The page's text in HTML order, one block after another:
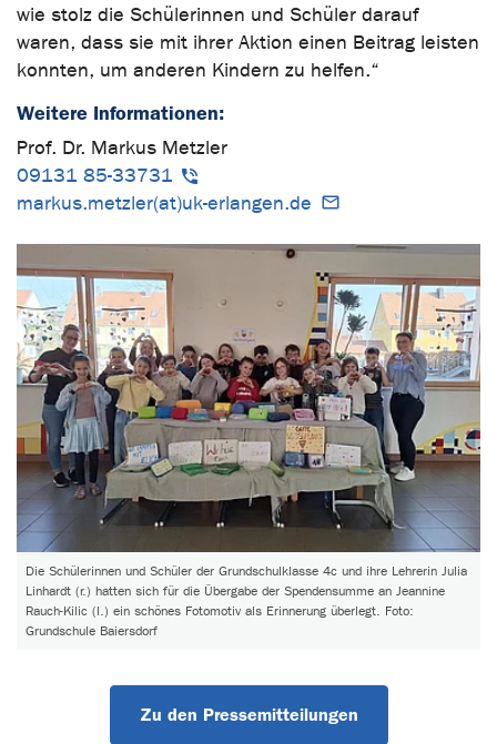
wie stolz die Schülerinnen und Schüler darauf
waren, dass sie mit ihrer Aktion einen Beitrag leisten
konnten, um anderen Kindern zu helfen.“
Weitere Informationen:
Prof. Dr. Markus Metzler
09131 85-33731
markus.metzler(at)uk-erlangen.de
Die Schülerinnen und Schüler der Grundschulklasse 4c und ihre Lehrerin Julia
Linhardt (r.) hatten sich für die Übergabe der Spendensumme an Jeannine
Rauch-Kilic (l.) ein schönes Fotomotiv als Erinnerung überlegt. Foto:
Grundschule Baiersdorf
Zu den Pressemitteilungen